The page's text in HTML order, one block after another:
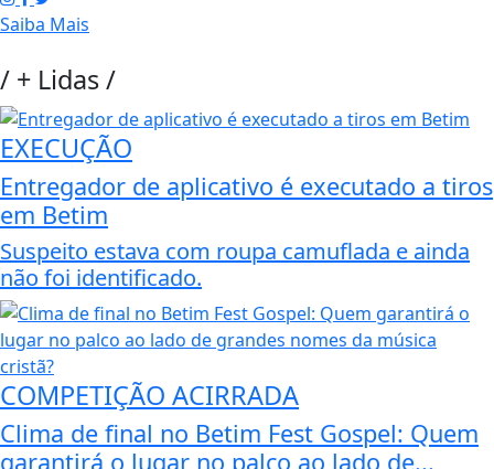
Saiba Mais
/ + Lidas/
EXECUÇÃO
Entregador de aplicativo é executado a tiros
em Betim
Suspeito estava com roupa camuflada e ainda
não foi identificado.
COMPETIÇÃO ACIRRADA
Clima de final no Betim Fest Gospel: Quem
garantirá o lugar no palco ao lado de...